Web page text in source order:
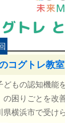
コグトレ教
どもの認知機能
の困りごとを改
県横浜市で受け